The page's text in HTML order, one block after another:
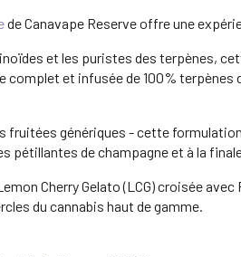
de Canavape Reserve offre une
et les puristes des terpènes,
et infusée de 100% terpènes
fruitées génériques - cette
pétillantes de champagne et à la
Cherry Gelato (LCG) croisée
du cannabis haut de gamme.